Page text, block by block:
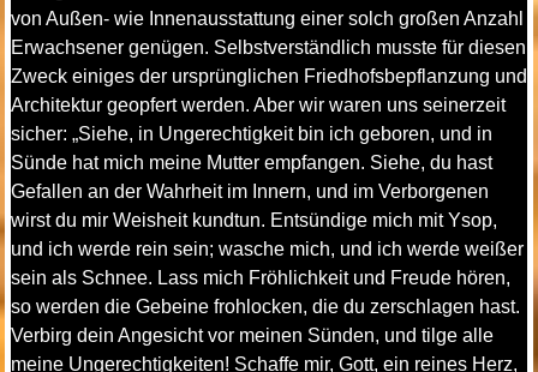
von Außen- wie Innenausstattung einer solch großen Anzahl
Erwachsener genügen. Selbstverständlich musste für diesen
Zweck einiges der ursprünglichen Friedhofsbepflanzung und
Architektur geopfert werden. Aber wir waren uns seinerzeit
sicher: „Siehe, in Ungerechtigkeit bin ich geboren, und in
Sünde hat mich meine Mutter empfangen. Siehe, du hast
Gefallen an der Wahrheit im Innern, und im Verborgenen
wirst du mir Weisheit kundtun. Entsündige mich mit Ysop,
und ich werde rein sein; wasche mich, und ich werde weißer
sein als Schnee. Lass mich Fröhlichkeit und Freude hören,
so werden die Gebeine frohlocken, die du zerschlagen hast.
Verbirg dein Angesicht vor meinen Sünden, und tilge alle
meine Ungerechtigkeiten! Schaffe mir, Gott, ein reines Herz,